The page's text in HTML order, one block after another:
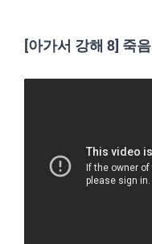
[아가서 강해 8] 죽